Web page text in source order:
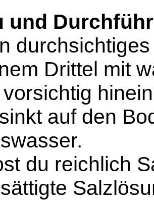
und
Drittel mit
auf den
du reichlich